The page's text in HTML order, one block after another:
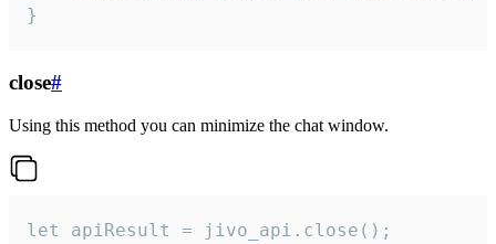
}
close#
Using this method you can minimize the chat window.
let apiResult = jivo_api.close();